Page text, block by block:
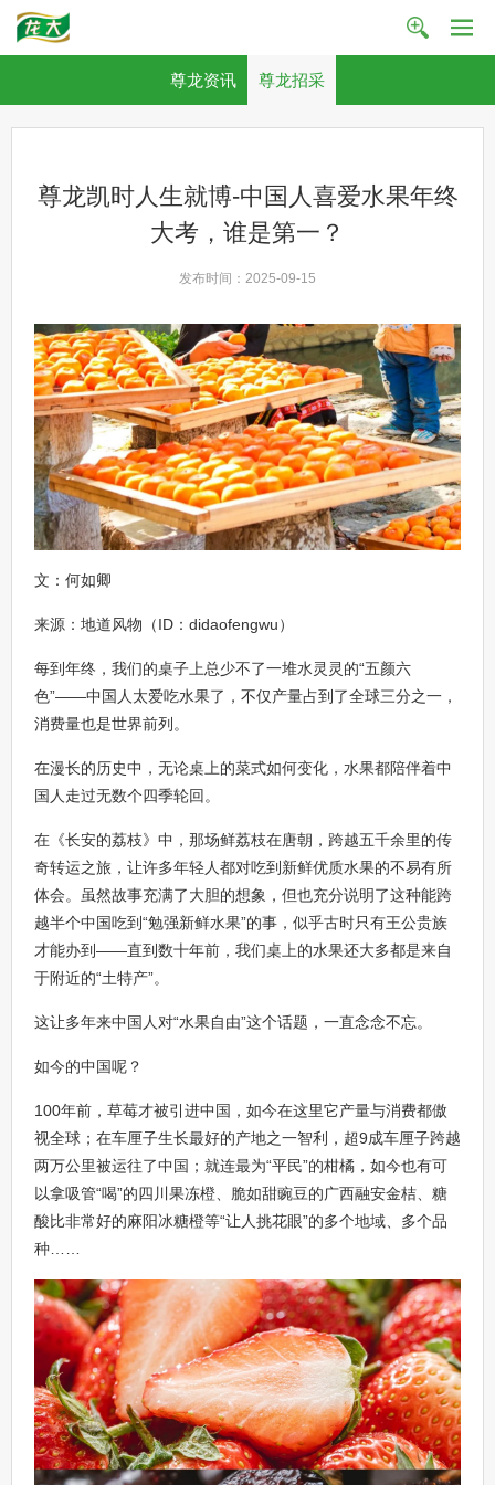
尊龙资讯 尊龙招采
尊龙凯时人生就博-中国人喜爱水果年终
大考，谁是第一？
发布时间：2025-09-15
文：何如卿
来源：地道风物（ID：didaofengwu）
每到年终，我们的桌子上总少不了一堆水灵灵的“五颜六
色”——中国人太爱吃水果了，不仅产量占到了全球三分之一，
消费量也是世界前列。
在漫长的历史中，无论桌上的菜式如何变化，水果都陪伴着中
国人走过无数个四季轮回。
在《长安的荔枝》中，那场鲜荔枝在唐朝，跨越五千余里的传
奇转运之旅，让许多年轻人都对吃到新鲜优质水果的不易有所
体会。虽然故事充满了大胆的想象，但也充分说明了这种能跨
越半个中国吃到“勉强新鲜水果”的事，似乎古时只有王公贵族
才能办到——直到数十年前，我们桌上的水果还大多都是来自
于附近的“土特产”。
这让多年来中国人对“水果自由”这个话题，一直念念不忘。
如今的中国呢？
100年前，草莓才被引进中国，如今在这里它产量与消费都傲
视全球；在车厘子生长最好的产地之一智利，超9成车厘子跨越
两万公里被运往了中国；就连最为“平民”的柑橘，如今也有可
以拿吸管“喝”的四川果冻橙、脆如甜豌豆的广西融安金桔、糖
酸比非常好的麻阳冰糖橙等“让人挑花眼”的多个地域、多个品
种……